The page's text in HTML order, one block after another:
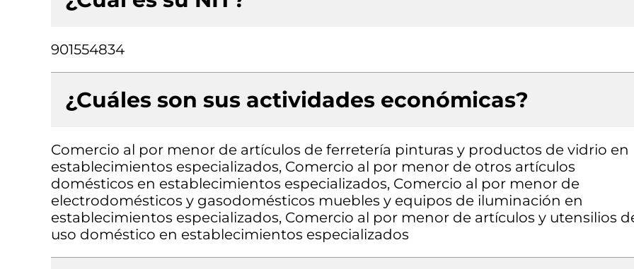
901554834
¿Cuáles son sus actividades económicas?
Comercio al por menor de artículos de ferretería pinturas y productos de vidrio en
establecimientos especializados, Comercio al por menor de otros artículos
domésticos en establecimientos especializados, Comercio al por menor de
electrodomésticos y gasodomésticos muebles y equipos de iluminación en
establecimientos especializados, Comercio al por menor de artículos y utensilios
uso doméstico en establecimientos especializados